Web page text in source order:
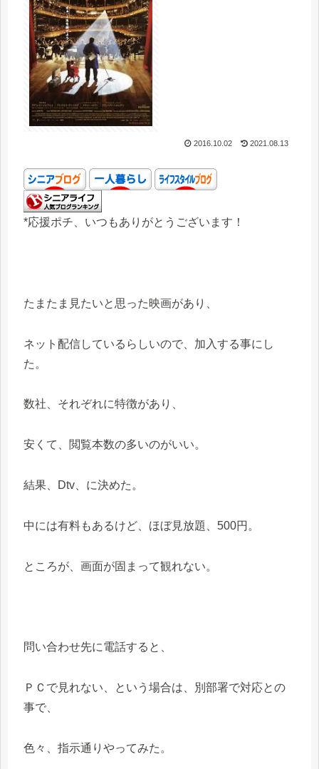
2016.10.02 2021.08.13
*応援ポチ、いつもありがとうございます！
たまたま見たいと思った映画があり、
ネット配信しているらしいので、加入する事にし
た。
数社、それぞれに特徴があり、
安くて、閲覧本数の多いのがいい。
結果、Dtv、に決めた。
中には有料もあるけど、ほぼ見放題、500円。
ところが、画面が固まって観れない。
問い合わせ先に電話すると、
ＰＣで見れない、という場合は、別部署で対応との
事で、
色々、指示通りやってみた。